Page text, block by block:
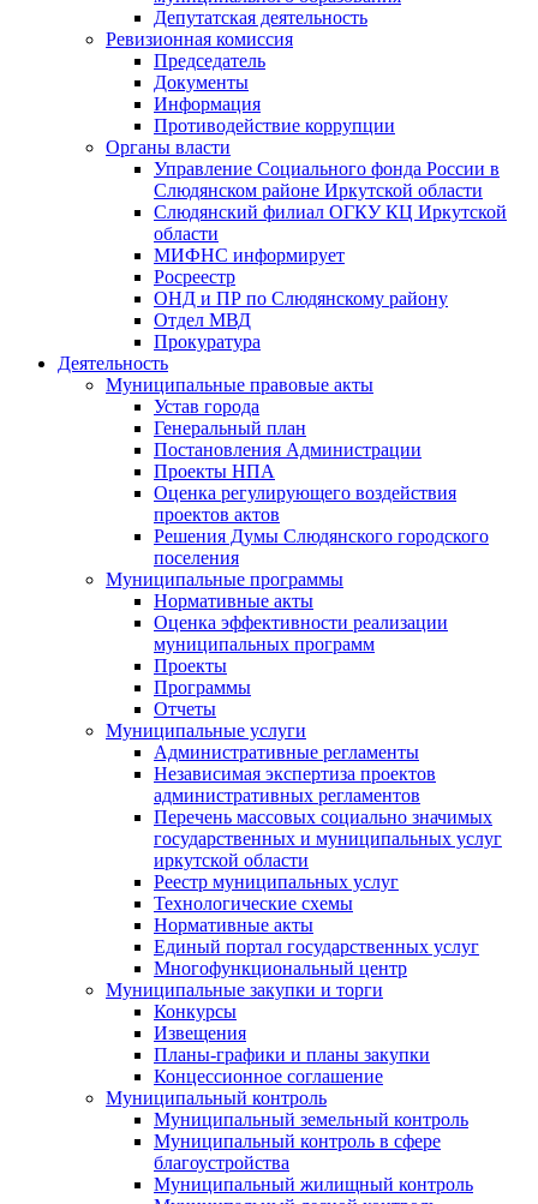
Депутатская деятельность
Ревизионная комиссия
Председатель
Документы
Информация
Противодействие коррупции
Органы власти
Управление Социального фонда России в
Слюдянском районе Иркутской области
Слюдянский филиал ОГКУ КЦ Иркутской
области
МИФНС информирует
Росреестр
ОНД и ПР по Слюдянскому району
Отдел МВД
Прокуратура
Деятельность
Муниципальные правовые акты
Устав города
Генеральный план
Постановления Администрации
Проекты НПА
Оценка регулирующего воздействия
проектов актов
Решения Думы Слюдянского городского
поселения
Муниципальные программы
Нормативные акты
Оценка эффективности реализации
муниципальных программ
Проекты
Программы
Отчеты
Муниципальные услуги
Административные регламенты
Независимая экспертиза проектов
административных регламентов
Перечень массовых социально значимых
государственных и муниципальных услуг
иркутской области
Реестр муниципальных услуг
Технологические схемы
Нормативные акты
Единый портал государственных услуг
Многофункциональный центр
Муниципальные закупки и торги
Конкурсы
Извещения
Планы-графики и планы закупки
Концессионное соглашение
Муниципальный контроль
Муниципальный земельный контроль
Муниципальный контроль в сфере
благоустройства
Муниципальный жилищный контроль